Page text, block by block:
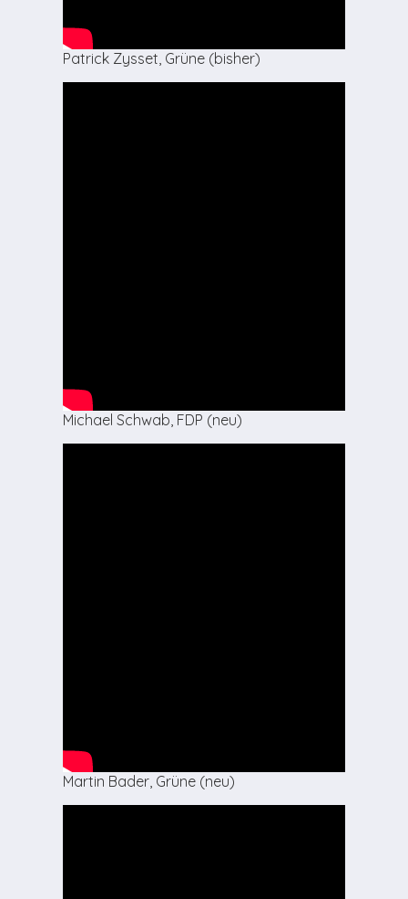
Patrick Zysset, Grüne (bisher)
Michael Schwab, FDP (neu)
Martin Bader, Grüne (neu)